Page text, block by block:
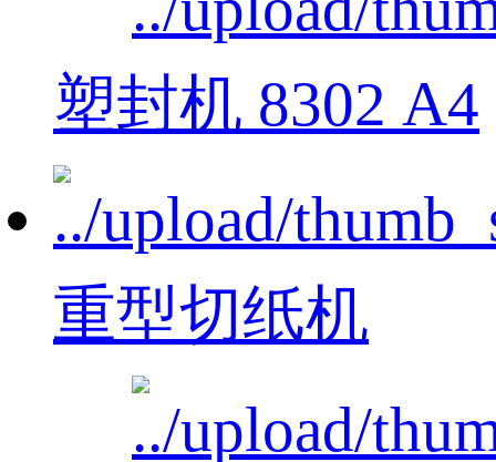
塑封机 8302 A4
重型切纸机